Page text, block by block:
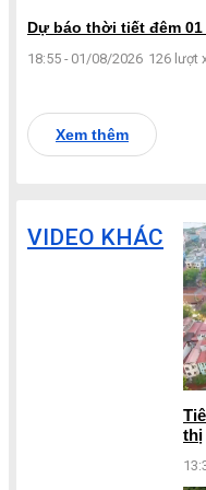
Dự báo thời tiết đêm 01
18:55 - 01/08/2026 126 lượt
Xem thêm
VIDEO KHÁC
thị